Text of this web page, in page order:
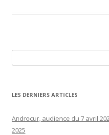
LES DERNIERS ARTICLES
Androcur, audience du 7 avril
2025